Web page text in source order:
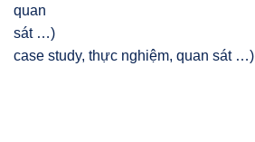
case study, thực nghiệm, quan sát …)